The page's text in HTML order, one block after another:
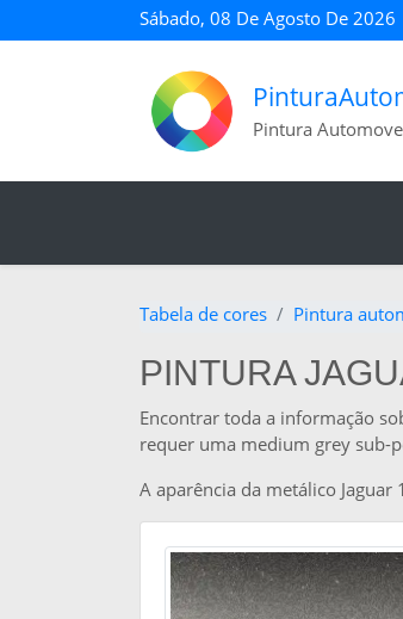
Sábado, 08 De Agosto De 2026
Pintura
Tabela de cores Pintura
PINTURA
Encontrar toda a informação
requer uma medium grey sub-
A aparência da metálico